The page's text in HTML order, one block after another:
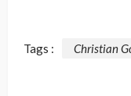
Tags : Christian